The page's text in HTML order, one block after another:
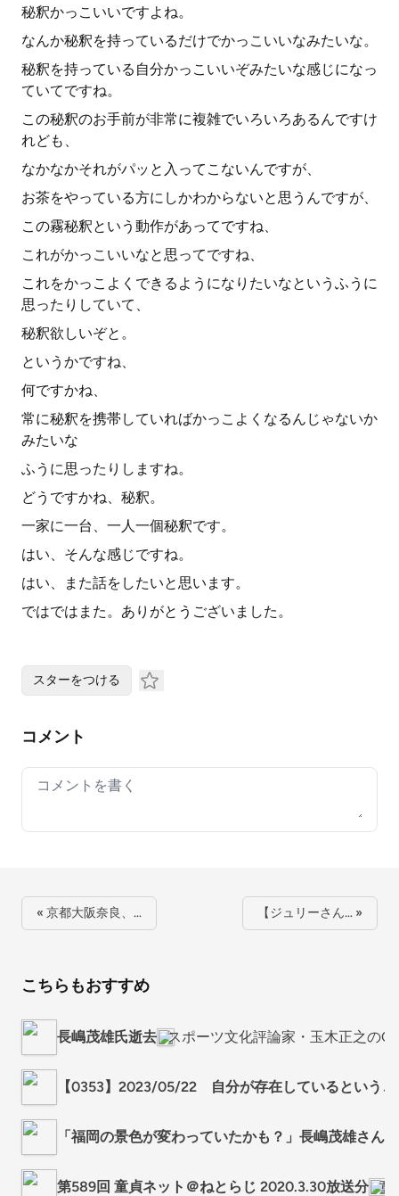
秘釈かっこいいですよね。
なんか秘釈を持っているだけでかっこいいなみたいな。
秘釈を持っている自分かっこいいぞみたいな感じになっ
ていてですね。
この秘釈のお手前が非常に複雑でいろいろあるんですけ
れども、
なかなかそれがパッと入ってこないんですが、
お茶をやっている方にしかわからないと思うんですが、
この霧秘釈という動作があってですね、
これがかっこいいなと思ってですね、
これをかっこよくできるようになりたいなというふうに
思ったりしていて、
秘釈欲しいぞと。
というかですね、
何ですかね、
常に秘釈を携帯していればかっこよくなるんじゃないか
みたいな
ふうに思ったりしますね。
どうですかね、秘釈。
一家に一台、一人一個秘釈です。
はい、そんな感じですね。
はい、また話をしたいと思います。
ではではまた。ありがとうございました。
スターをつける
コメント
Your comment
« 京都大阪奈良、… 【ジュリーさん… »
こちらもおすすめ
長嶋茂雄氏逝去 スポーツ文化評論家・玉木正之の
【0353】2023/05/22 自分が存在しているという
「福岡の景色が変わっていたかも？」長嶋茂雄さん
第589回 童貞ネット＠ねとらじ 2020.3.30放送分 童